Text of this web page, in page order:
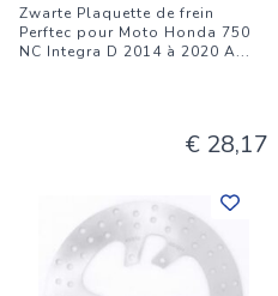
Zwarte Plaquette de frein
Perftec pour Moto Honda 750
NC Integra D 2014 à 2020 A...
€ 28,17